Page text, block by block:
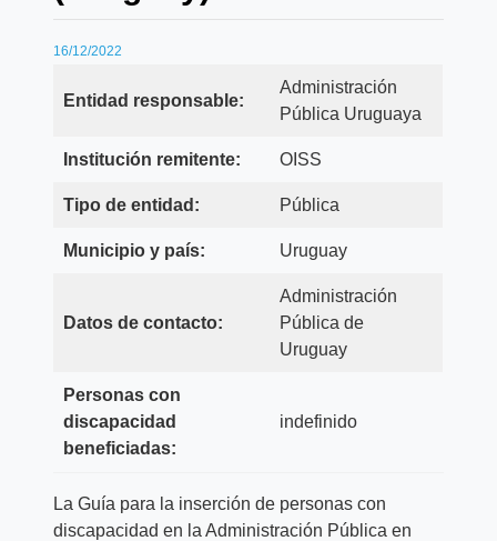
16/12/2022
Entidad responsable:
Administración
Pública Uruguaya
Institución remitente: OISS
Tipo de entidad: Pública
Municipio y país: Uruguay
Datos de contacto:
Administración
Pública de
Uruguay
Personas con
discapacidad
beneficiadas:
indefinido
La Guía para la inserción de personas con
discapacidad en la Administración Pública en